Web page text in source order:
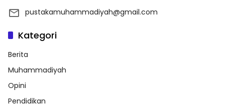
pustakamuhammadiyah@gmail.com
Kategori
Berita
Muhammadiyah
Opini
Pendidikan